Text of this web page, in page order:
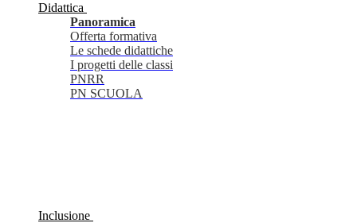
Didattica
Panoramica
Offerta formativa
Le schede didattiche
I progetti delle classi
PNRR
PN SCUOLA
Inclusione